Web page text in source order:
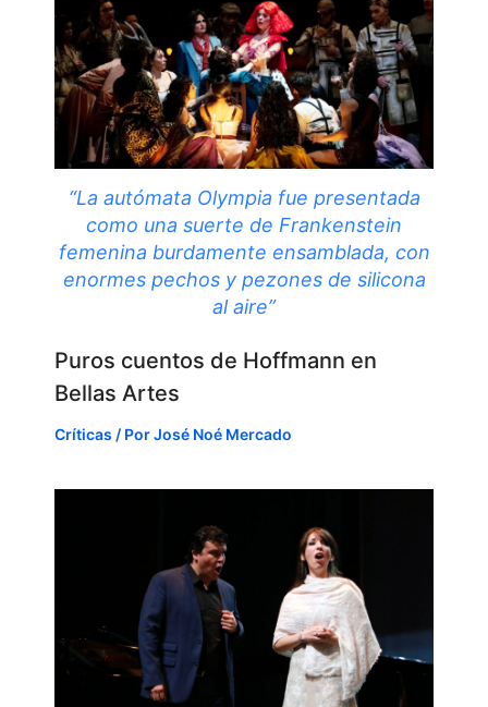
“La autómata Olympia fue presentada
como una suerte de Frankenstein
femenina burdamente ensamblada, con
enormes pechos y pezones de silicona
al aire”
Puros cuentos de Hoffmann en
Bellas Artes
Críticas / PorJosé Noé Mercado